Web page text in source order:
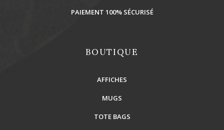
PAIEMENT 100% SÉCURISÉ
BOUTIQUE
AFFICHES
MUGS
TOTE BAGS